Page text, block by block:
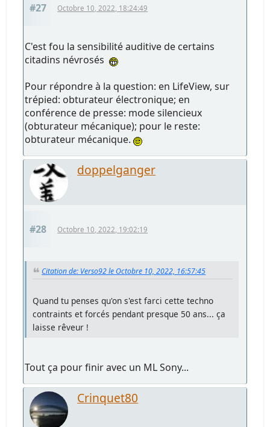
#27 Octobre 10, 2022, 18:24:49
C'est fou la sensibilité auditive de certains
citadins névrosés
Pour répondre à la question: en LifeView, sur
trépied: obturateur électronique; en
conférence de presse: mode silencieux
(obturateur mécanique); pour le reste:
obturateur mécanique.
doppelganger
#28 Octobre 10, 2022, 19:02:19
Citation de: Verso92 le Octobre 10, 2022, 16:57:45
Quand tu penses qu'on s'est farci cette techno
contraints et forcés pendant presque 50 ans... ça
laisse rêveur !
Tout ça pour finir avec un ML Sony...
Crinquet80